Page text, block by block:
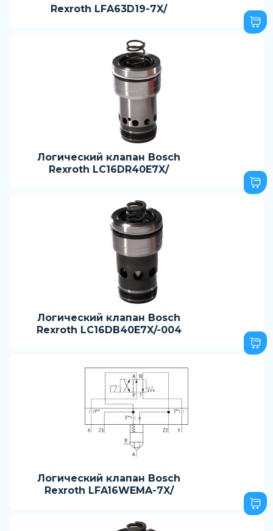
Rexroth LFA63D19-7X/
Логический клапан Bosch
Rexroth LC16DR40E7X/
Логический клапан Bosch
Rexroth LC16DB40E7X/-004
Логический клапан Bosch
Rexroth LFA16WEMA-7X/